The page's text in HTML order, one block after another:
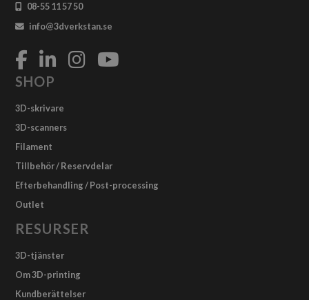
08-55 11 57 50
info@3dverkstan.se
SHOP
3D-skrivare
3D-scanners
Filament
Tillbehör / Reservdelar
Efterbehandling / Post-processing
Outlet
RESURSER
3D-tjänster
Om 3D-printing
Kundberättelser